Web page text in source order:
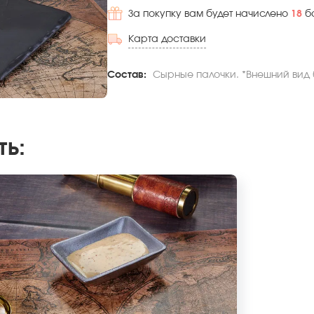
За покупку вам будет начислено 18
Карта доставки
Состав: Сырные палочки. *Внешний вид
: